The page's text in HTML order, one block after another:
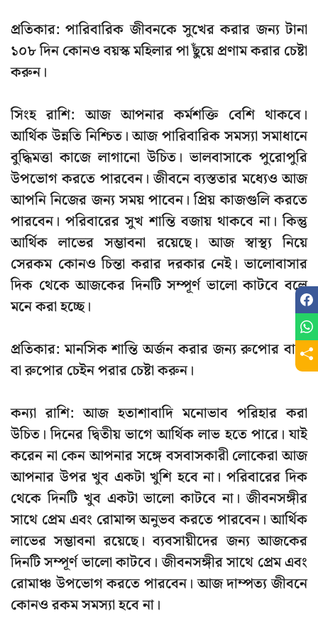
প্রতিকার: পারিবারিক জীবনকে সুখের করার জন্য টানা
১০৮ দিন কোনও বয়স্ক মহিলার পা ছুঁয়ে প্রণাম করার চেষ্টা
করুন।
সিংহ রাশি: আজ আপনার কর্মশক্তি বেশি থাকবে।
আর্থিক উন্নতি নিশ্চিত। আজ পারিবারিক সমস্যা সমাধানে
বুদ্ধিমত্তা কাজে লাগানো উচিত। ভালবাসাকে পুরোপুরি
উপভোগ করতে পারবেন। জীবনে ব্যস্ততার মধ্যেও আজ
আপনি নিজের জন্য সময় পাবেন। প্রিয় কাজগুলি করতে
পারবেন। পরিবারের সুখ শান্তি বজায় থাকবে না। কিন্তু
আর্থিক লাভের সম্ভাবনা রয়েছে। আজ স্বাস্থ্য নিয়ে
সেরকম কোনও চিন্তা করার দরকার নেই। ভালোবাসার
দিক থেকে আজকের দিনটি সম্পূর্ণ ভালো কাটবে বলে
মনে করা হচ্ছে।
প্রতিকার: মানসিক শান্তি অর্জন করার জন্য রুপোর বালা
বা রুপোর চেইন পরার চেষ্টা করুন।
কন্যা রাশি: আজ হতাশাবাদি মনোভাব পরিহার করা
উচিত। দিনের দ্বিতীয় ভাগে আর্থিক লাভ হতে পারে। যাই
করেন না কেন আপনার সঙ্গে বসবাসকারী লোকেরা আজ
আপনার উপর খুব একটা খুশি হবে না। পরিবারের দিক
থেকে দিনটি খুব একটা ভালো কাটবে না। জীবনসঙ্গীর
সাথে প্রেম এবং রোমান্স অনুভব করতে পারবেন। আর্থিক
লাভের সম্ভাবনা রয়েছে। ব্যবসায়ীদের জন্য আজকের
দিনটি সম্পূর্ণ ভালো কাটবে। জীবনসঙ্গীর সাথে প্রেম এবং
রোমাঞ্চ উপভোগ করতে পারবেন। আজ দাম্পত্য জীবনে
কোনও রকম সমস্যা হবে না।